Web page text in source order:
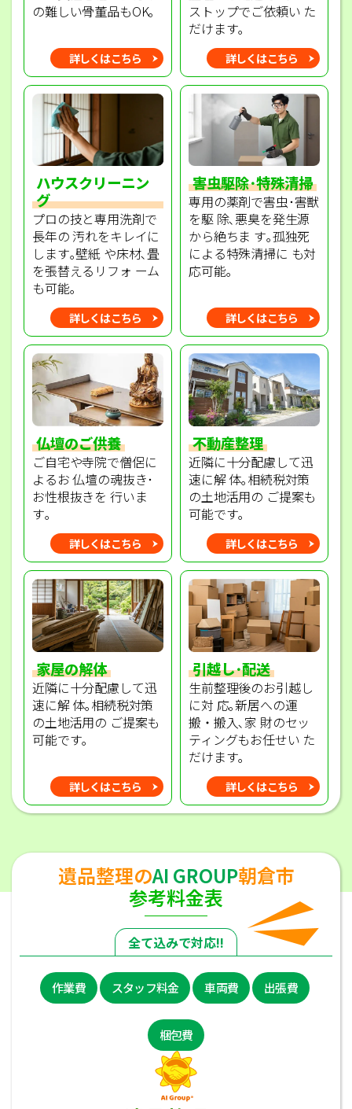
の難しい骨董品もOK｡
詳しくはこちら
ストップでご依頼い た
だけます｡
詳しくはこちら
ハウスクリーニン
グ
プロの技と専用洗剤で
長年の 汚れをキレイに
します｡壁紙 や床材､畳
を張替えるリフォ ーム
も可能｡
詳しくはこちら
害虫駆除･特殊清掃
専用の薬剤で害虫･害獣
を駆 除､悪臭を発生源
から絶ちま す｡孤独死
による特殊清掃に も対
応可能｡
詳しくはこちら
仏壇のご供養
ご自宅や寺院で僧侶に
よるお 仏壇の魂抜き･
お性根抜きを 行いま
す｡
詳しくはこちら
不動産整理
近隣に十分配慮して迅
速に解 体｡相続税対策
の土地活用の ご提案も
可能です｡
詳しくはこちら
家屋の解体
近隣に十分配慮して迅
速に解 体｡相続税対策
の土地活用の ご提案も
可能です｡
詳しくはこちら
引越し･配送
生前整理後のお引越し
に対 応｡新居への運
搬・搬入､家 財のセッ
ティングもお任せい た
だけます｡
詳しくはこちら
遺品整理のAI GROUP朝倉市
参考料金表
全て込みで対応!!
作業費 スタッフ料金 車両費 出張費
梱包費